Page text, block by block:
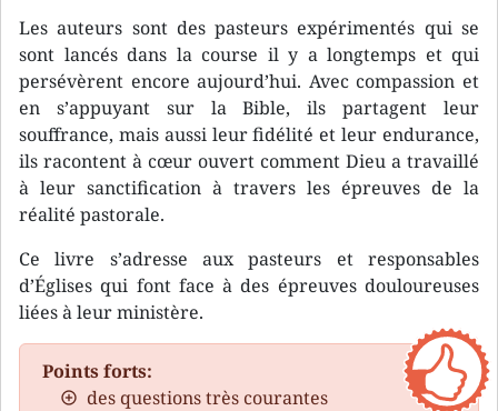
Les auteurs sont des pasteurs expérimentés qui se
sont lancés dans la course il y a longtemps et qui
persévèrent encore aujourd’hui. Avec compassion et
en s’appuyant sur la Bible, ils partagent leur
souffrance, mais aussi leur fidélité et leur endurance,
ils racontent à cœur ouvert comment Dieu a travaillé
à leur sanctification à travers les épreuves de la
réalité pastorale.
Ce livre s’adresse aux pasteurs et responsables
d’Églises qui font face à des épreuves douloureuses
liées à leur ministère.
Points forts:
des questions très courantes